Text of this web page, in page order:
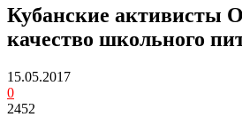
Кубанские активисты
качество школьного
15.05.2017
0
2452